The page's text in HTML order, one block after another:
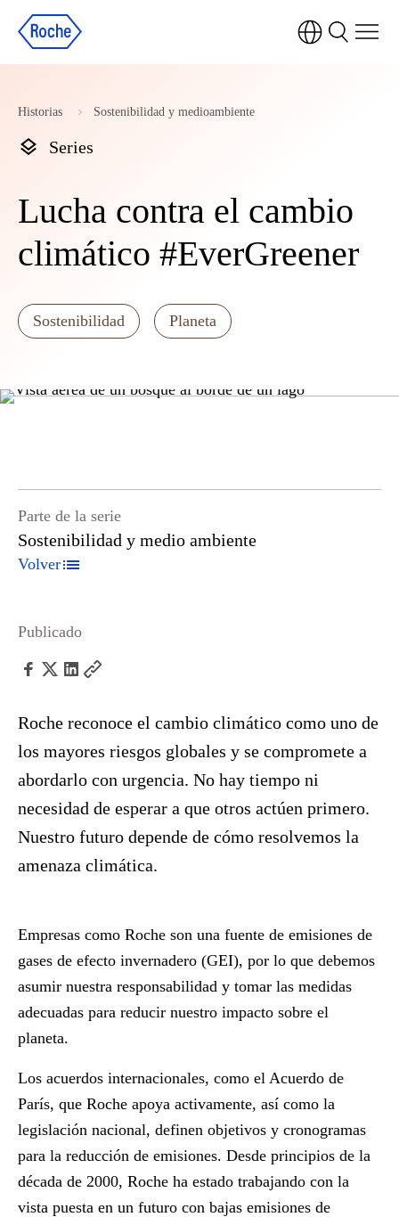
Historias Sostenibilidad y medioambiente
Series
Lucha contra el cambio
climático #EverGreener
Sostenibilidad Planeta
Parte de la serie
Sostenibilidad y medio ambiente
Volver
Publicado
Roche reconoce el cambio climático como uno de
los mayores riesgos globales y se compromete a
abordarlo con urgencia. No hay tiempo ni
necesidad de esperar a que otros actúen primero.
Nuestro futuro depende de cómo resolvemos la
amenaza climática.
Empresas como Roche son una fuente de emisiones de
gases de efecto invernadero (GEI), por lo que debemos
asumir nuestra responsabilidad y tomar las medidas
adecuadas para reducir nuestro impacto sobre el
planeta.
Los acuerdos internacionales, como el Acuerdo de
París, que Roche apoya activamente, así como la
legislación nacional, definen objetivos y cronogramas
para la reducción de emisiones. Desde principios de la
década de 2000, Roche ha estado trabajando con la
vista puesta en un futuro con bajas emisiones de